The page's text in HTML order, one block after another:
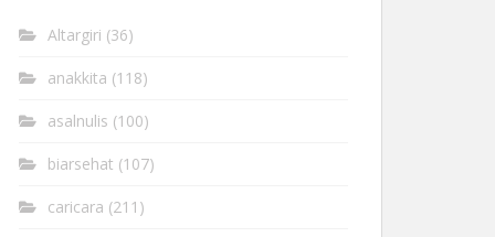
Altargiri (36)
anakkita (118)
asalnulis (100)
biarsehat (107)
caricara (211)